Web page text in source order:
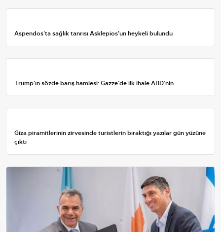
Aspendos'ta sağlık tanrısı Asklepios'un heykeli bulundu
Trump’ın sözde barış hamlesi: Gazze’de ilk ihale ABD’nin
Giza piramitlerinin zirvesinde turistlerin bıraktığı yazılar gün yüzüne
çıktı